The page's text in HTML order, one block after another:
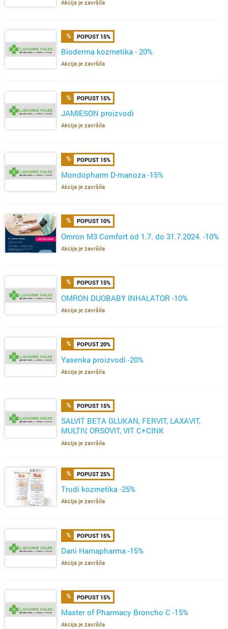
Akcija je završila
POPUST 15%
Bioderma kozmetika - 20%
Akcija je završila
POPUST 15%
JAMIESON proizvodi
Akcija je završila
POPUST 15%
Mondopharm D-manoza -15%
Akcija je završila
POPUST 10%
Omron M3 Comfort od 1.7. do 31.7.2024. -10%
Akcija je završila
POPUST 15%
OMRON DUOBABY INHALATOR -10%
Akcija je završila
POPUST 20%
Yasenka proizvodi -20%
Akcija je završila
POPUST 15%
SALVIT BETA GLUKAN, FERVIT, LAXAVIT,
MULTIV, ORSOVIT, VIT C+CINK
ŽELE,FERVIT,OMEGA
Akcija je završila
POPUST 25%
Trudi kozmetika -25%
Akcija je završila
POPUST 15%
Dani Hamapharma -15%
Akcija je završila
POPUST 15%
Master of Pharmacy Broncho C -15%
Akcija je završila